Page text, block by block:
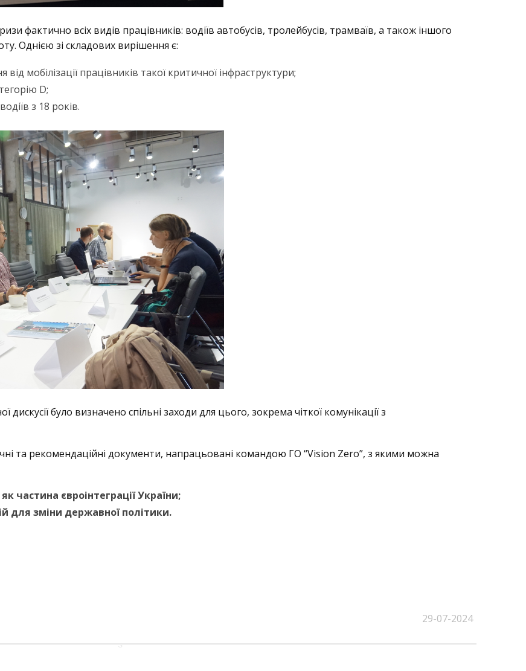
фактично всіх видів працівників: водіїв автобусів, тролейбусів, трамваїв, а також іншого
Однією зі складових вирішення є:
мобілізації працівників такої критичної інфраструктури;
D;
з 18 років.
було визначено спільні заходи для цього, зокрема чіткої комунікації з
та рекомендаційні документи, напрацьовані командою ГО “Vision Zero”, з якими можна
частина євроінтеграції України;
для зміни державної політики.
29-07-2024